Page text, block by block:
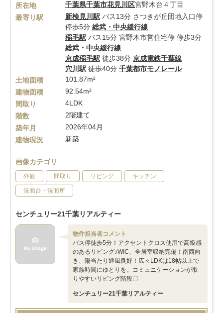
所在地 千葉県千葉市花見川区宮野木台４丁目
最寄り駅
新検見川駅 バス13分 さつきが丘団地入口停
停歩5分 総武・中央緩行線
稲毛駅 バス15分 宮野木市営住宅停 停歩3分
総武・中央緩行線
京成稲毛駅 徒歩38分 京成電鉄千葉線
穴川駅 徒歩40分 千葉都市モノレール
土地面積
101.87m²
建物面積
92.54m²
間取り
4LDK
階数
2階建て
築年月
2026年04月
建物現況
新築
画像カテゴリ
外観 間取り リビング キッチン
洗面台・洗面所
センチュリー21千葉リアルティー
物件担当者コメント
バス停徒歩5分！アクセントクロス使用で高級感
のあるリビング♪WIC、全居室収納完備！南西向
き、陽当たり通風良好！広々LDKは18帖以上で
家族時間にゆとりを。コミュニケーションが取
りやすいリビング階段〇
センチュリー21千葉リアルティー